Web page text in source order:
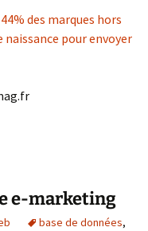
des marques hors
pour envoyer
e-marketing
base de données,